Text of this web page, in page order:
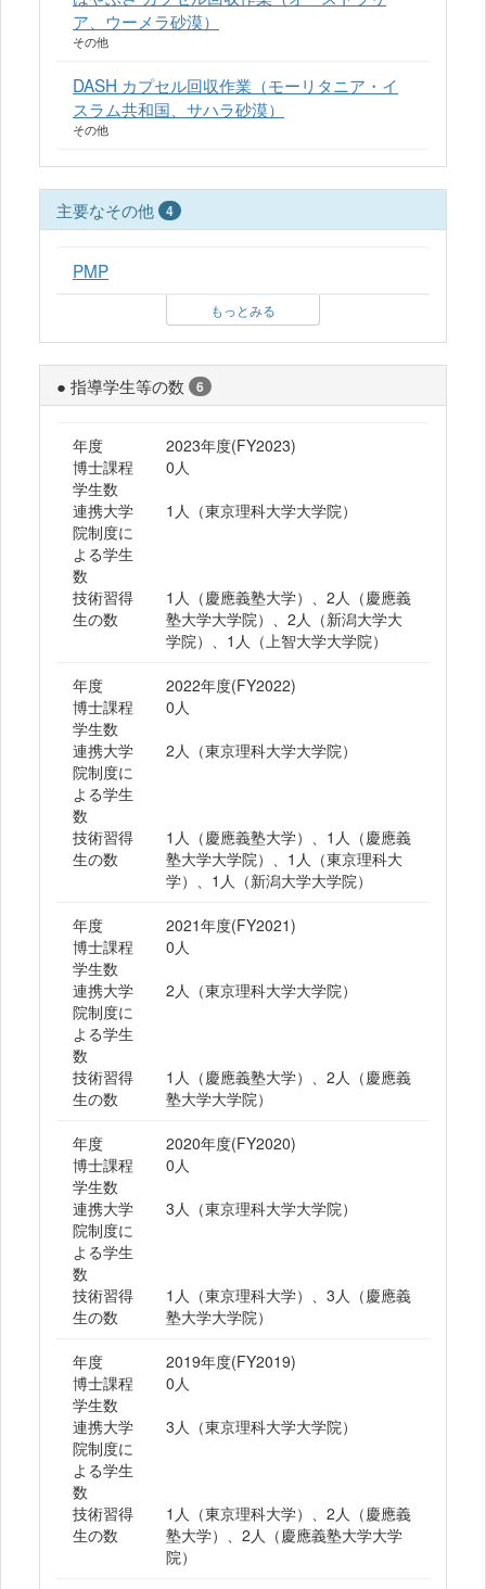
ア、ウーメラ砂漠）
その他
DASH カプセル回収作業（モーリタニア・イ
スラム共和国、サハラ砂漠）
その他
主要なその他 4
PMP
もっとみる
● 指導学生等の数 6
年度
2023年度(FY2023)
博士課程
学生数
0人
連携大学
院制度に
よる学生
数
1人（東京理科大学大学院）
技術習得
生の数
1人（慶應義塾大学）、2人（慶應義
塾大学大学院）、2人（新潟大学大
学院）、1人（上智大学大学院）
年度
2022年度(FY2022)
博士課程
学生数
0人
連携大学
院制度に
よる学生
数
2人（東京理科大学大学院）
技術習得
生の数
1人（慶應義塾大学）、1人（慶應義
塾大学大学院）、1人（東京理科大
学）、1人（新潟大学大学院）
年度
2021年度(FY2021)
博士課程
学生数
0人
連携大学
院制度に
よる学生
数
2人（東京理科大学大学院）
技術習得
生の数
1人（慶應義塾大学）、2人（慶應義
塾大学大学院）
年度
2020年度(FY2020)
博士課程
学生数
0人
連携大学
院制度に
よる学生
数
3人（東京理科大学大学院）
技術習得
生の数
1人（東京理科大学）、3人（慶應義
塾大学大学院）
年度
2019年度(FY2019)
博士課程
学生数
0人
連携大学
院制度に
よる学生
数
3人（東京理科大学大学院）
技術習得
生の数
1人（東京理科大学）、2人（慶應義
塾大学）、2人（慶應義塾大学大学
院）